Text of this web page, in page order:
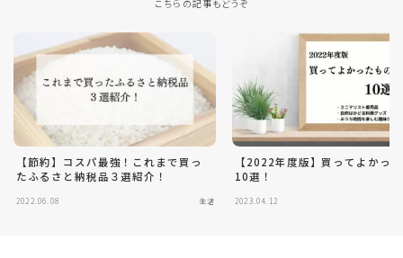
こちらの記事もどうぞ
【節約】コスパ最強！これまで買っ
たふるさと納税品３選紹介！
2022.06.08 生活
【2022年度版】買ってよかっ
10選！
2023.04.12